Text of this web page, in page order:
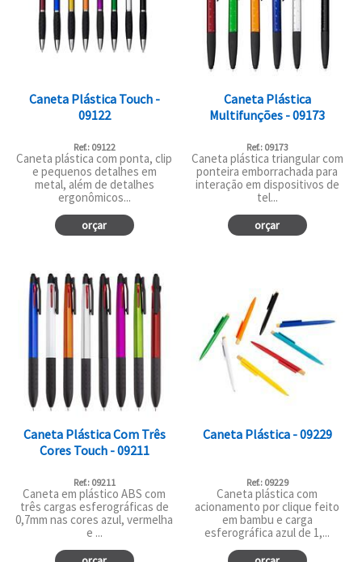
Caneta Plástica Touch -
09122
Ref.: 09122
Caneta plástica com ponta, clip
e pequenos detalhes em
metal, além de detalhes
ergonômicos...
orçar
Caneta Plástica
Multifunções - 09173
Ref.: 09173
Caneta plástica triangular com
ponteira emborrachada para
interação em dispositivos de
tel...
orçar
Caneta Plástica Com Três
Cores Touch - 09211
Ref.: 09211
Caneta em plástico ABS com
três cargas esferográficas de
0,7mm nas cores azul, vermelha
e ...
Caneta Plástica - 09229
Ref.: 09229
Caneta plástica com
acionamento por clique feito
em bambu e carga
esferográfica azul de 1,...